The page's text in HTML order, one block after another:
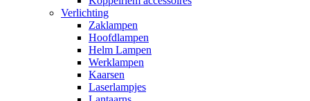
Verlichting
Zaklampen
Hoofdlampen
Helm Lampen
Werklampen
Kaarsen
Laserlampjes